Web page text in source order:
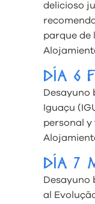
delicioso
parque de
DÍA 6
Desayuno
Iguaçu
personal y
DÍA 7
Desayuno
al